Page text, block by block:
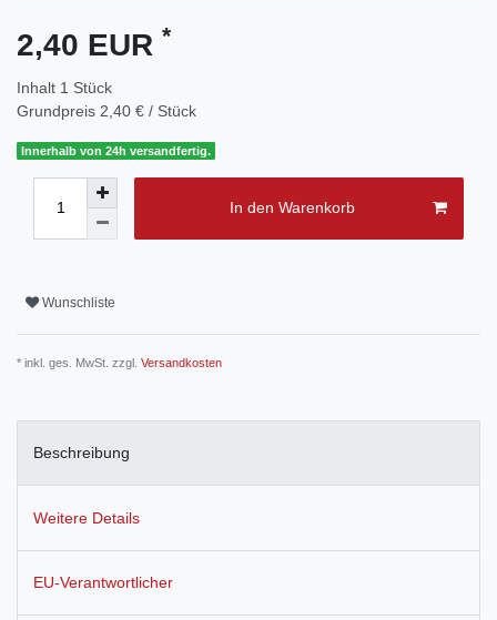
2,40 EUR *
Inhalt 1 Stück
Grundpreis 2,40 € / Stück
Innerhalb von 24h versandfertig.
In den Warenkorb
Wunschliste
* inkl. ges. MwSt. zzgl. Versandkosten
Beschreibung
Weitere Details
EU-Verantwortlicher